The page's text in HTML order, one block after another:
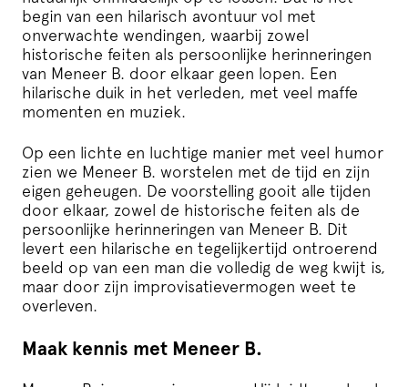
begin van een hilarisch avontuur vol met
onverwachte wendingen, waarbij zowel
historische feiten als persoonlijke herinneringen
van Meneer B. door elkaar geen lopen. Een
hilarische duik in het verleden, met veel maffe
momenten en muziek.
Op een lichte en luchtige manier met veel humor
zien we Meneer B. worstelen met de tijd en zijn
eigen geheugen. De voorstelling gooit alle tijden
door elkaar, zowel de historische feiten als de
persoonlijke herinneringen van Meneer B. Dit
levert een hilarische en tegelijkertijd ontroerend
beeld op van een man die volledig de weg kwijt is,
maar door zijn improvisatievermogen weet te
overleven.
Maak kennis met Meneer B.